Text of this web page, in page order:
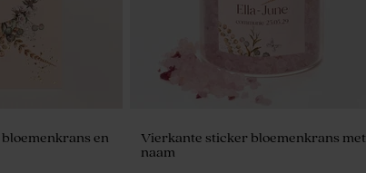
en
Vierkante sticker bloemenkrans met
naam